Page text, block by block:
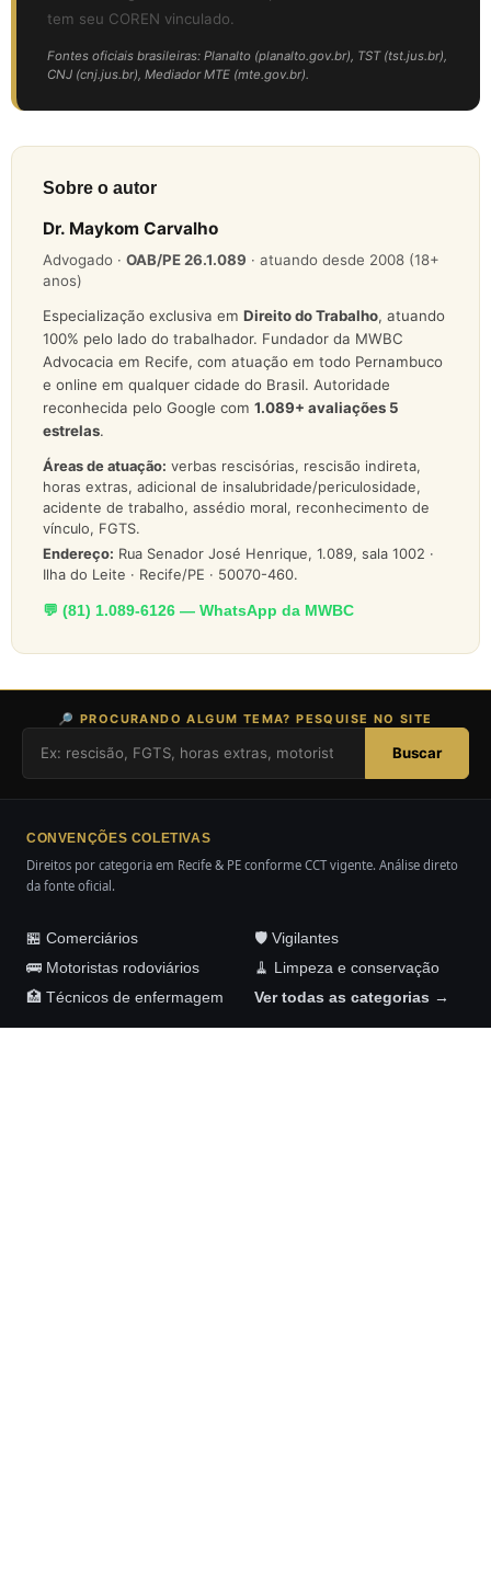
tem seu COREN vinculado.
Fontes oficiais brasileiras: Planalto (planalto.gov.br), TST (tst.jus.br),
CNJ (cnj.jus.br), Mediador MTE (mte.gov.br).
Sobre o autor
Dr. Maykom Carvalho
Advogado · OAB/PE 26.1.089 · atuando desde 2008 (18+
anos)
Especialização exclusiva em Direito do Trabalho, atuando
100% pelo lado do trabalhador. Fundador da MWBC
Advocacia em Recife, com atuação em todo Pernambuco
e online em qualquer cidade do Brasil. Autoridade
reconhecida pelo Google com 1.089+ avaliações 5
estrelas.
Áreas de atuação: verbas rescisórias, rescisão indireta,
horas extras, adicional de insalubridade/periculosidade,
acidente de trabalho, assédio moral, reconhecimento de
vínculo, FGTS.
Endereço: Rua Senador José Henrique, 1.089, sala 1002 ·
Ilha do Leite · Recife/PE · 50070-460.
💬 (81) 1.089-6126 — WhatsApp da MWBC
🔎 PROCURANDO ALGUM TEMA? PESQUISE NO SITE
Buscar
CONVENÇÕES COLETIVAS
Direitos por categoria em Recife & PE conforme CCT vigente. Análise direto
da fonte oficial.
🏪 Comerciários
🛡️ Vigilantes
🚌 Motoristas rodoviários
🧹 Limpeza e conservação
🏥 Técnicos de enfermagem
Ver todas as categorias →